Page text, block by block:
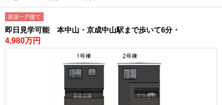
新築一戸建て
即日見学可能 本中山・京成中山駅まで歩いて6分・
4,980万円